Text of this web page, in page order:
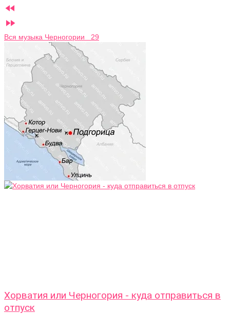


Вся музыка Черногории 29
Хорватия или Черногория - куда отправиться в
отпуск